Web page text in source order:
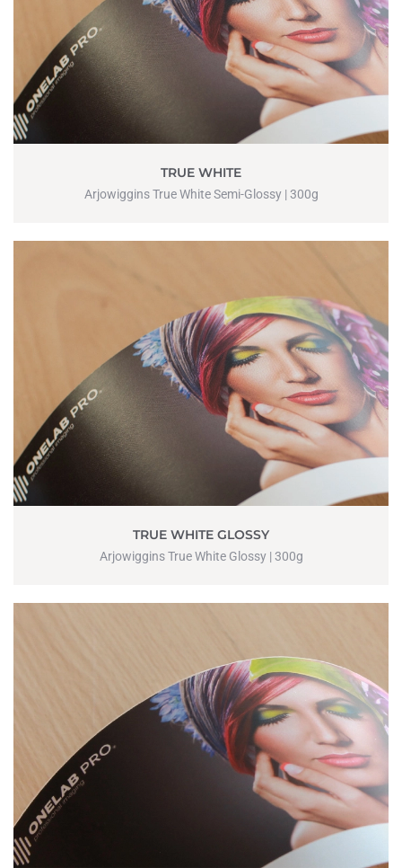
TRUE WHITE
Arjowiggins True White Semi-Glossy | 300g
TRUE WHITE GLOSSY
Arjowiggins True White Glossy | 300g